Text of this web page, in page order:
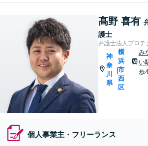
髙野 喜有
護士
弁護士法人プロテ
神
奈
川
県
|
横
浜
市
西
区
み
い
歩
個人事業主・フリーランス